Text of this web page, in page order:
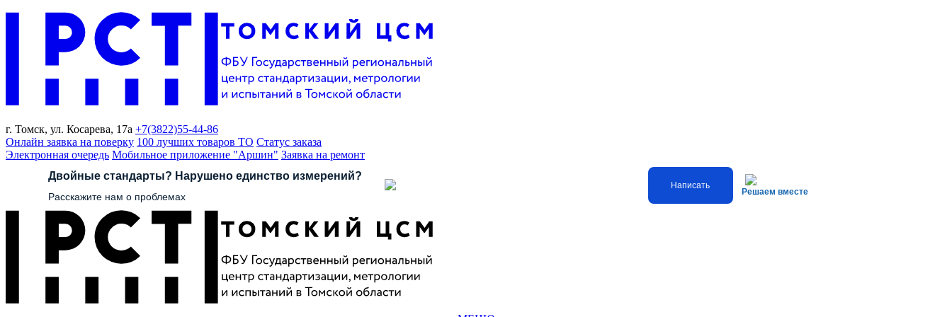
г. Томск, ул. Косарева, 17а +7(3822)55-44-86
Онлайн заявка на поверку 100 лучших товаров ТО Статус заказа
Электронная очередь Мобильное приложение "Аршин" Заявка на ремонт
Двойные стандарты? Нарушено единство измерений?
Расскажите нам о проблемах
Написать
Решаем вместе